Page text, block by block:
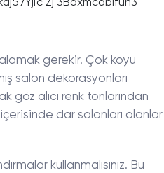
gerekir. Çok koyu
salon dekorasyonları
alıcı renk tonlarından
dar salonları olanlar
kullanmalısınız. Bu